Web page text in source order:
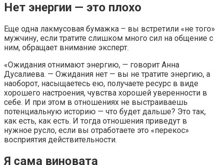
Нет энергии — это плохо
Еще одна лакмусовая бумажка – вы встретили «не того»
мужчину, если тратите слишком много сил на общение с
ним, обращает внимание эксперт.
«Ожидания отнимают энергию, — говорит Анна
Дусалиева. — Ожидания нет — вы не тратите энергию, а
наоборот, насыщаетесь ею, получаете ресурс в виде
хорошего настроения, чувства хорошей уверенности в
себе. И при этом в отношениях не выстраиваешь
потенциальную историю — что будет дальше? Это так,
как есть, как есть. И тогда отношения приведут в
нужное русло, если вы отработаете это «перекос»
восприятия действительности.
Я сама виновата